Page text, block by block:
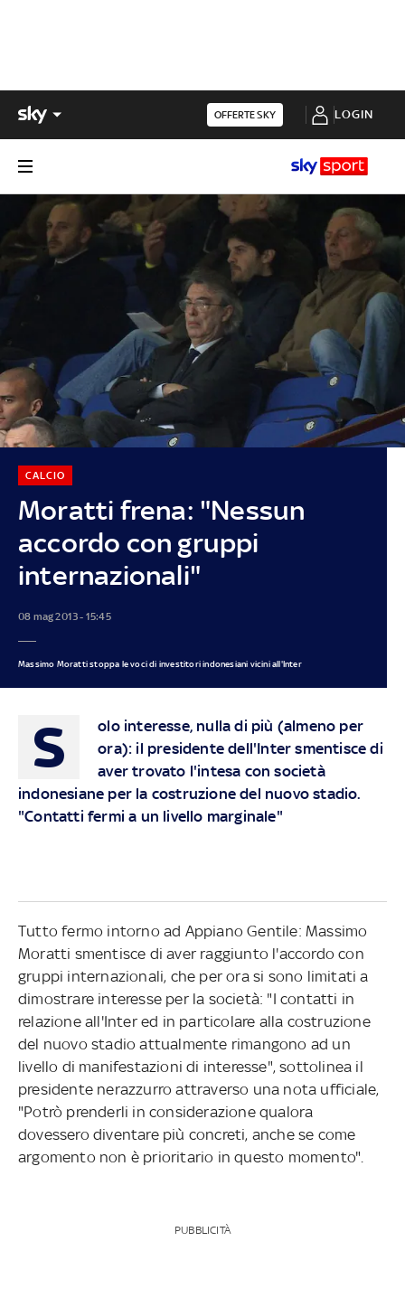
OFFERTE SKY LOGIN
Moratti frena: "Nessun
accordo con gruppi
internazionali"
CALCIO
08 mag 2013 - 15:45
Massimo Moratti stoppa le voci di investitori indonesiani vicini all'Inter
S
olo interesse, nulla di più (almeno per
ora): il presidente dell'Inter smentisce di
aver trovato l'intesa con società
indonesiane per la costruzione del nuovo stadio.
"Contatti fermi a un livello marginale"
Tutto fermo intorno ad Appiano Gentile: Massimo
Moratti smentisce di aver raggiunto l'accordo con
gruppi internazionali, che per ora si sono limitati a
dimostrare interesse per la società: "I contatti in
relazione all'Inter ed in particolare alla costruzione
del nuovo stadio attualmente rimangono ad un
livello di manifestazioni di interesse", sottolinea il
presidente nerazzurro attraverso una nota ufficiale,
"Potrò prenderli in considerazione qualora
dovessero diventare più concreti, anche se come
argomento non è prioritario in questo momento".
PUBBLICITÀ